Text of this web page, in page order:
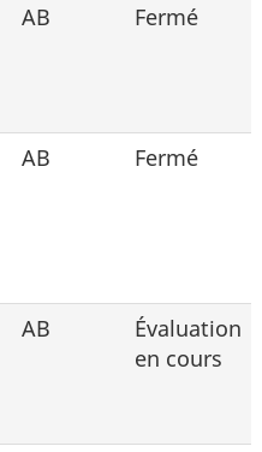
AB Fermé
AB Fermé
AB
Évaluation
en cours